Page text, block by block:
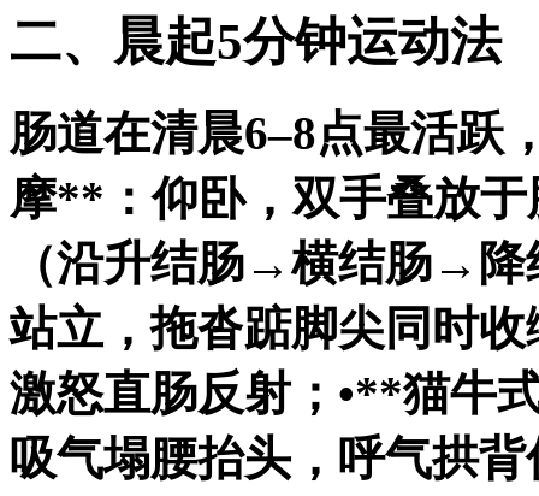
二、晨起5分钟运动法
肠道在清晨6–8点最活跃
摩**：仰卧，双手叠放
（沿升结肠→横结肠→
站立，拖沓踮脚尖同时
激怒直肠反射；•**猫牛
吸气塌腰抬头，呼气拱